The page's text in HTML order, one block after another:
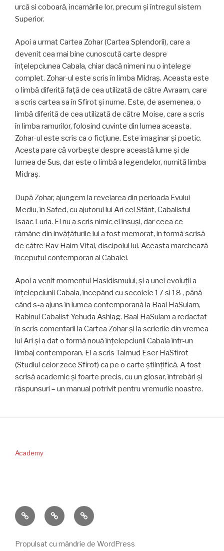
urcă si coboară, incarnările lor, precum şi întregul sistem
Superior.
Apoi a urmat Cartea Zohar (Cartea Splendorii), care a
devenit cea mai bine cunoscută carte despre
înţelepciunea Cabala, chiar dacă nimeni nu o intelege
complet. Zohar-ul este scris în limba Midraş. Aceasta este
o limbă diferită faţă de cea utilizată de către Avraam, care
a scris cartea sa în Sfirot şi nume. Este, de asemenea, o
limbă diferită de cea utilizată de către Moise, care a scris
în limba ramurilor, folosind cuvinte din lumea aceasta.
Zohar-ul este scris ca o ficţiune. Este imaginar şi poetic.
Acesta pare că vorbeşte despre această lume şi de
lumea de Sus, dar este o limbă a legendelor, numită limba
Midraş.
După Zohar, ajungem la revelarea din perioada Evului
Mediu, în Safed, cu ajutorul lui Ari cel Sfânt, Cabalistul
Isaac Luria. El nu a scris nimic el însuşi, dar ceea ce
rămâne din invăţăturile lui a fost memorat, in formă scrisă
de către Rav Haim Vital, discipolul lui. Aceasta marchează
începutul contemporan al Cabalei.
Apoi a venit momentul Hasidismului, şi a unei evoluţii a
înţelepciunii Cabala, începând cu secolele 17 si 18 , până
când s-a ajuns în lumea contemporană la Baal HaSulam,
Rabinul Cabalist Yehuda Ashlag. Baal HaSulam a redactat
în scris comentarii la Cartea Zohar şi la scrierile din vremea
lui Ari şi a dat o formă nouă înţelepciunii Cabala într-un
limbaj contemporan. El a scris Talmud Eser HaSfirot
(Studiul celor zece Sfirot) ca pe o carte ştiinţifică. A fost
scrisă academic şi foarte precis, cu un glosar, întrebări şi
răspunsuri – un manual potrivit pentru vremurile noastre.
Academy
PERICOPA
SĂPTĂMÂNII
DONAŢIICONTACT
Propulsat cu mândrie de WordPress